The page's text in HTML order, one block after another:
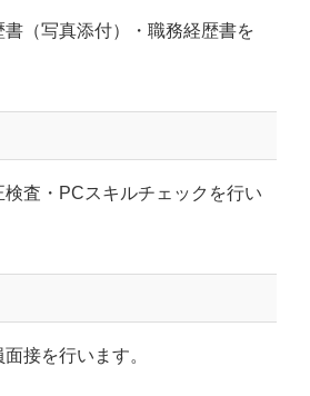
書（写真添付）・職務経歴書を
検査・PCスキルチェックを行い
接を行います。